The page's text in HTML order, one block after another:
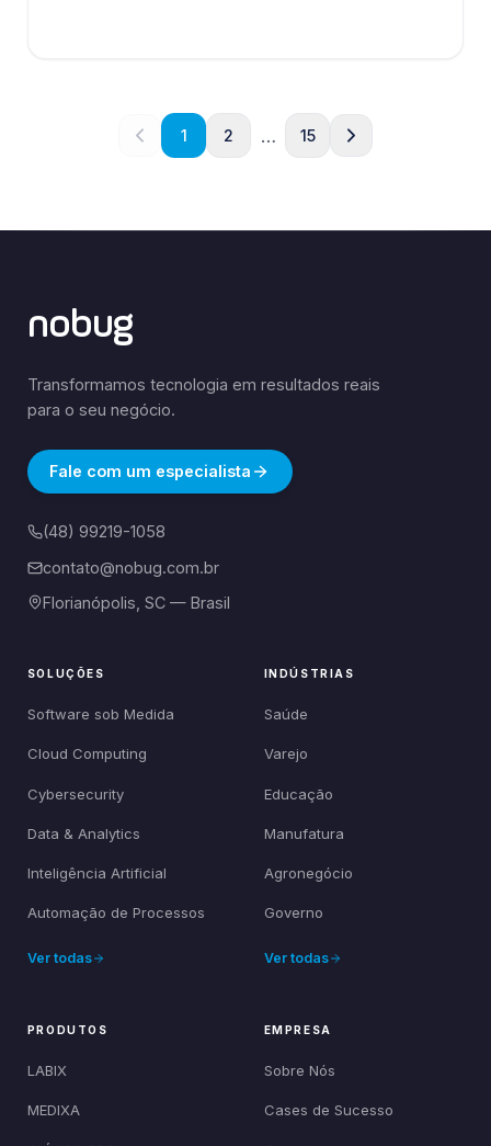
1 2 … 15
nobug
Transformamos tecnologia em resultados reais
para o seu negócio.
Fale com um especialista
(48) 99219-1058
contato@nobug.com.br
Florianópolis, SC — Brasil
SOLUÇÕES
Software sob Medida
Cloud Computing
Cybersecurity
Data & Analytics
Inteligência Artificial
Automação de Processos
Ver todas
INDÚSTRIAS
Saúde
Varejo
Educação
Manufatura
Agronegócio
Governo
Ver todas
PRODUTOS
LABIX
MEDIXA
EMPRESA
Sobre Nós
Cases de Sucesso